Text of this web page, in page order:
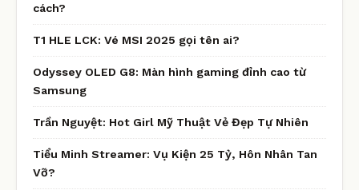
cách?
T1 HLE LCK: Vé MSI 2025 gọi tên ai?
Odyssey OLED G8: Màn hình gaming đỉnh cao từ
Samsung
Trần Nguyệt: Hot Girl Mỹ Thuật Vẻ Đẹp Tự Nhiên
Tiểu Minh Streamer: Vụ Kiện 25 Tỷ, Hôn Nhân Tan
Vỡ?